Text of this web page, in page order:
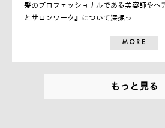
髪のプロフェッショナルである美容師やヘ
とサロンワーク』について深掘っ...
MORE